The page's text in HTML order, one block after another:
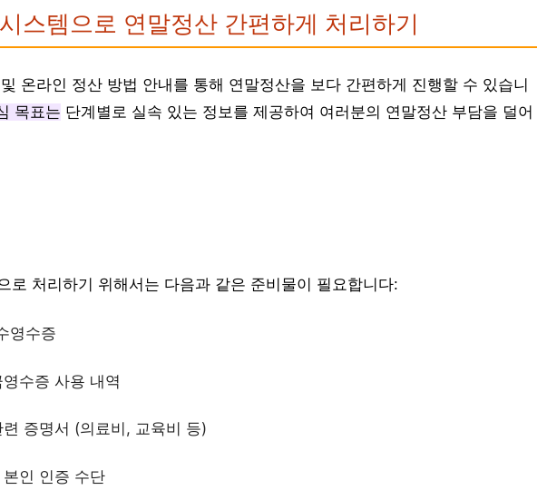
스템으로 연말정산 간편하게 처리하기
온라인 정산 방법 안내를 통해 연말정산을 보다 간편하게 진행할 수 있습니
목표는 단계별로 실속 있는 정보를 제공하여 여러분의 연말정산 부담을 덜어
로 처리하기 위해서는 다음과 같은 준비물이 필요합니다:
영수증
수증 사용 내역
증명서 (의료비, 교육비 등)
인 인증 수단